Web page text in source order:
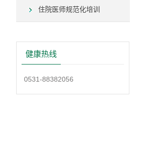
住院医师规范化培训
健康热线
0531-88382056